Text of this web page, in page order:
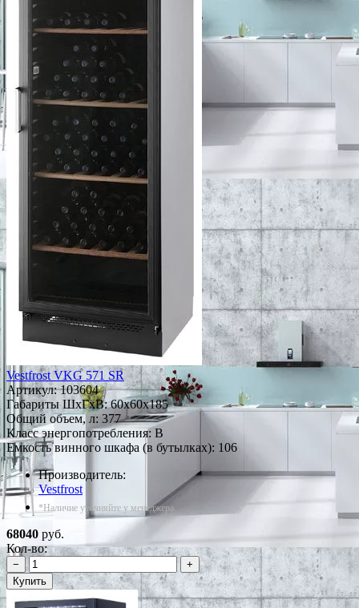
Vestfrost VKG 571 SR
Артикул:103604
Габариты ШxГxВ: 60x60x185
Общий объем, л: 377
Класс энергопотребления: B
Емкость винного шкафа (в бутылках): 106
Производитель:
Vestfrost
*Наличие уточняйте у менеджера
68040 руб.
Кол-во:
−
+
Купить